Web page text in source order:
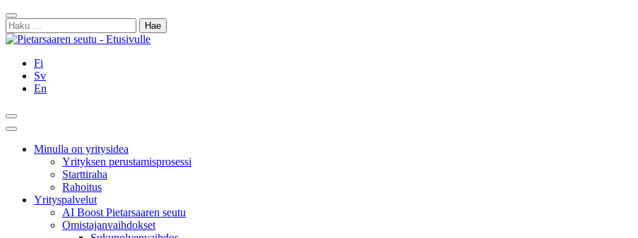
Siirry
sisältöön
Sulje
Haku:
Fi
Sv
En
Hae
Päävalikko
Minulla on yritysidea
Yrityksen perustamisprosessi
Starttiraha
Rahoitus
Yrityspalvelut
AI Boost Pietarsaaren seutu
Omistajanvaihdokset